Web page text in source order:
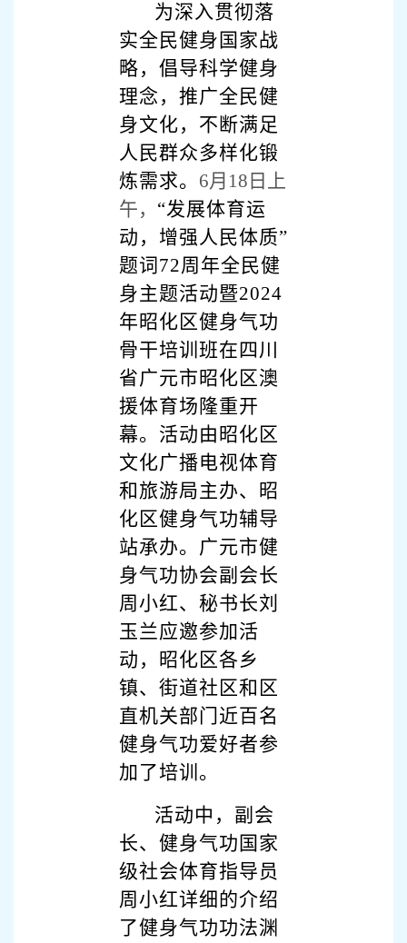
为深入贯彻落
实全民健身国家战
略，倡导科学健身
理念，推广全民健
身文化，不断满足
人民群众多样化锻
炼需求。 6月18日上
午， “发展体育运
动，增强人民体质”
题词72周年全民健
身主题活动暨2024
年昭化区健身气功
骨干培训班在四川
省广元市昭化区澳
援体育场隆重开
幕。活动由昭化区
文化广播电视体育
和旅游局主办、昭
化区健身气功辅导
站承办。广元市健
身气功协会副会长
周小红、秘书长刘
玉兰应邀参加活
动，昭化区各乡
镇、街道社区和区
直机关部门近百名
健身气功爱好者参
加了培训。
活动中，副会
长、健身气功国家
级社会体育指导员
周小红详细的介绍
了健身气功功法渊